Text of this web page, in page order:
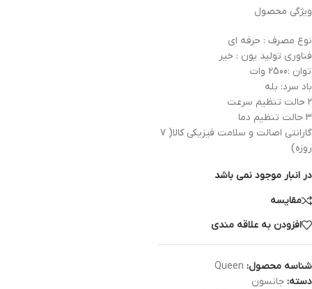
ویژگی محصول
نوع مصرف : حرفه ای
فناوری تولید یون : خیر
توان :2500 وات
باد سرد: بله
۲ حالت تنظیم سرعت
۳ حالت تنظیم دما
گارانتی اصالت و سلامت فیزیکی کالا( ۷
روزه)
در انبار موجود نمی باشد
مقایسه
افزودن به علاقه مندی
شناسه محصول: Queen
دسته: جانسون